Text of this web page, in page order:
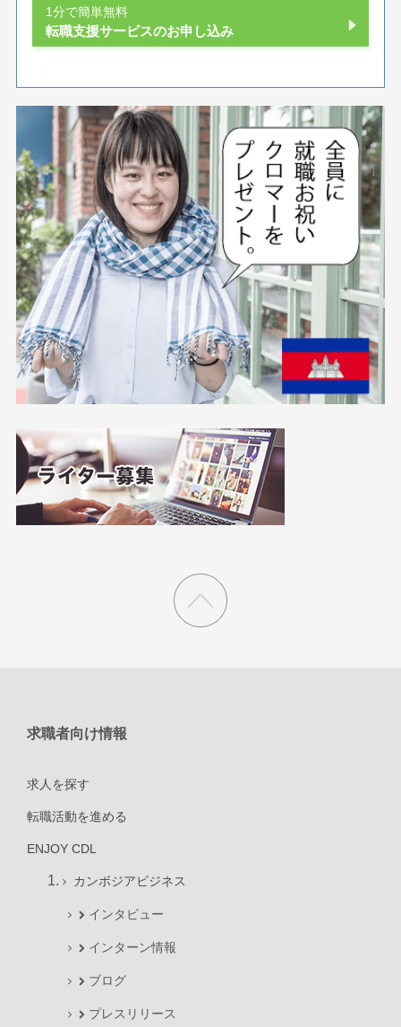
1分で簡単無料
転職支援サービスのお申し込み
求職者向け情報
求人を探す
転職活動を進める
ENJOY CDL
カンボジアビジネス
インタビュー
インターン情報
ブログ
プレスリリース